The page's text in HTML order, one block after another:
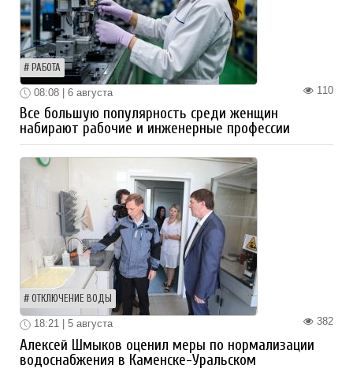
РАБОТА
110
08:08 | 6 августа
Все большую популярность среди женщин
набирают рабочие и инженерные профессии
ОТКЛЮЧЕНИЕ ВОДЫ
382
18:21 | 5 августа
Алексей Шмыков оценил меры по нормализации
водоснабжения в Каменске-Уральском